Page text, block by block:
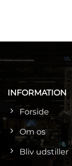
INFORMATION
Forside
Om os
Bliv udstiller